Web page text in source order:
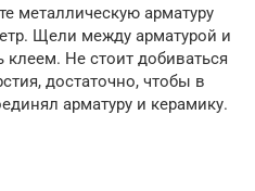
металлическую арматуру
Щели между арматурой и
Не стоит добиваться
достаточно, чтобы в
арматуру и керамику.